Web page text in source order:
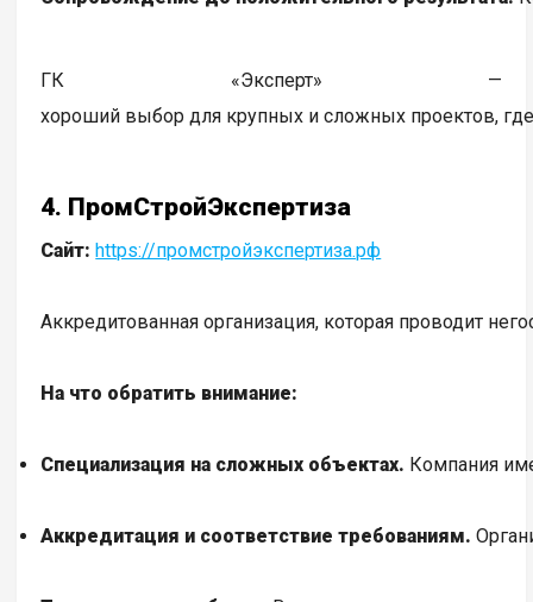
ГК «Эксперт» —
хороший выбор для крупных и сложных проектов, где
4. ПромСтройЭкспертиза
Сайт: https://промстройэкспертиза.рф
Аккредитованная организация, которая проводит
На что обратить внимание:
Специализация на сложных объектах. Компания
Аккредитация и соответствие требованиям.